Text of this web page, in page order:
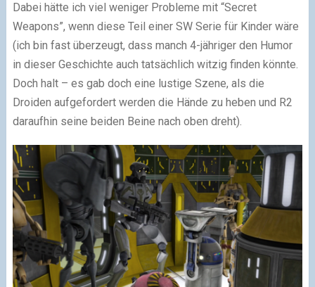
Dabei hätte ich viel weniger Probleme mit “Secret
Weapons”, wenn diese Teil einer SW Serie für Kinder wäre
(ich bin fast überzeugt, dass manch 4-jähriger den Humor
in dieser Geschichte auch tatsächlich witzig finden könnte.
Doch halt – es gab doch eine lustige Szene, als die
Droiden aufgefordert werden die Hände zu heben und R2
daraufhin seine beiden Beine nach oben dreht).